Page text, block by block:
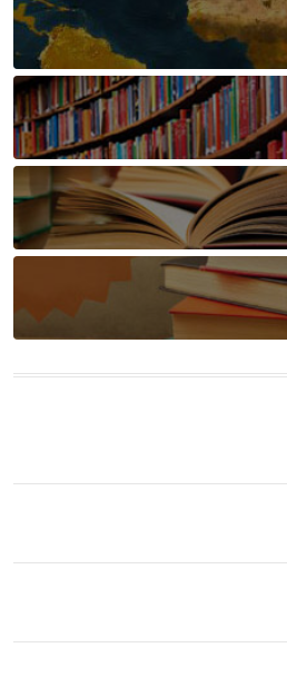
الفنون الهندسية التي ارتبطت